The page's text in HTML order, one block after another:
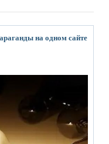
на одном сайте